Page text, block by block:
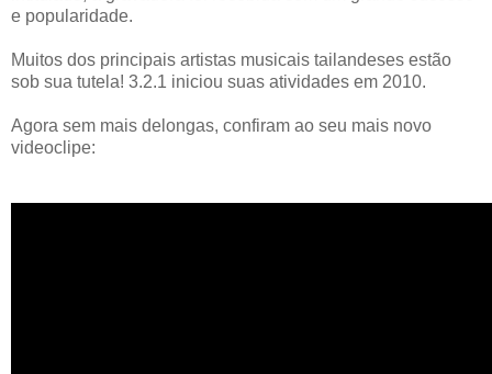
e popularidade.
Muitos dos principais artistas musicais tailandeses estão
sob sua tutela! 3.2.1 iniciou suas atividades em 2010.
Agora sem mais delongas, confiram ao seu mais novo
videoclipe: